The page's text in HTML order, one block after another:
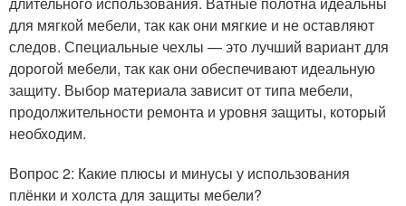
для мягкой мебели, так как они мягкие и не оставляют
следов. Специальные чехлы — это лучший вариант для
дорогой мебели, так как они обеспечивают идеальную
защиту. Выбор материала зависит от типа мебели,
продолжительности ремонта и уровня защиты, который
необходим.
Вопрос 2: Какие плюсы и минусы у использования
плёнки и холста для защиты мебели?